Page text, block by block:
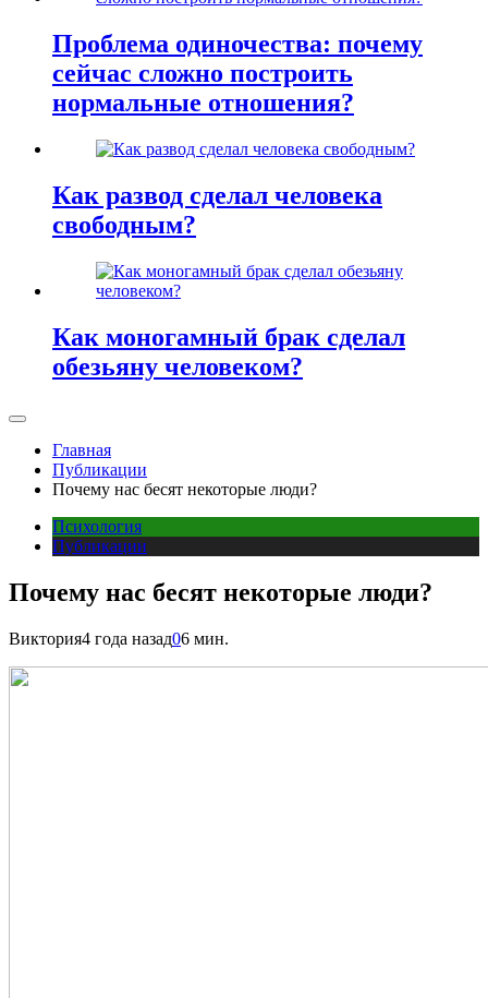
Проблема одиночества: почему
сейчас сложно построить
нормальные отношения?
Как развод сделал человека
свободным?
Как моногамный брак сделал
обезьяну человеком?
Главная
Публикации
Почему нас бесят некоторые люди?
Психология
Публикации
Почему нас бесят некоторые люди?
Виктория4 года назад06 мин.